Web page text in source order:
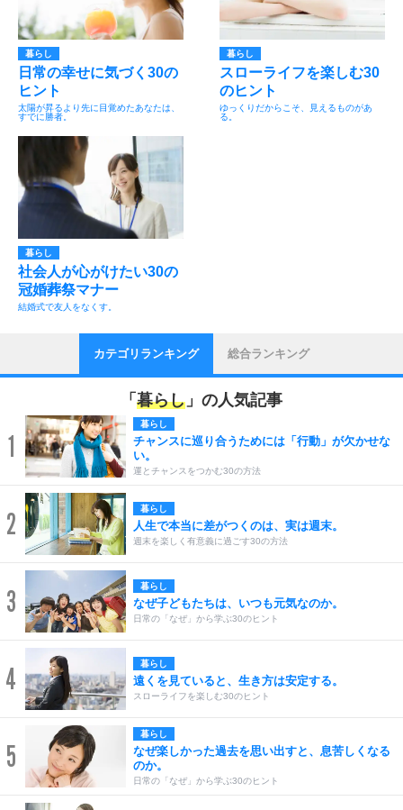
暮らし
日常の幸せに気づく30の
ヒント
太陽が昇るより先に目覚めたあなたは、
すでに勝者。
暮らし
スローライフを楽しむ30
のヒント
ゆっくりだからこそ、見えるものがあ
る。
暮らし
社会人が心がけたい30の
冠婚葬祭マナー
結婚式で友人をなくす。
カテゴリランキング 総合ランキング
「 暮らし 」の人気記事
1
暮らし
チャンスに巡り合うためには「行動」が欠かせな
い。
運とチャンスをつかむ30の方法
2 暮らし
人生で本当に差がつくのは、実は週末。
週末を楽しく有意義に過ごす30の方法
3 暮らし
なぜ子どもたちは、いつも元気なのか。
日常の「なぜ」から学ぶ30のヒント
4 暮らし
遠くを見ていると、生き方は安定する。
スローライフを楽しむ30のヒント
5
暮らし
なぜ楽しかった過去を思い出すと、息苦しくなる
のか。
日常の「なぜ」から学ぶ30のヒント